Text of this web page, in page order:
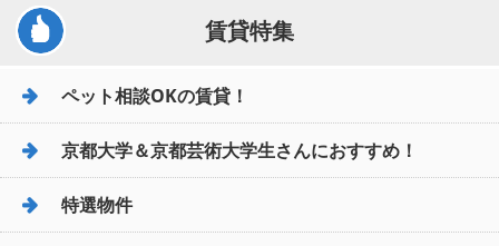
賃貸特集
ペット相談OKの賃貸！
京都大学＆京都芸術大学生さんにおすすめ！
特選物件